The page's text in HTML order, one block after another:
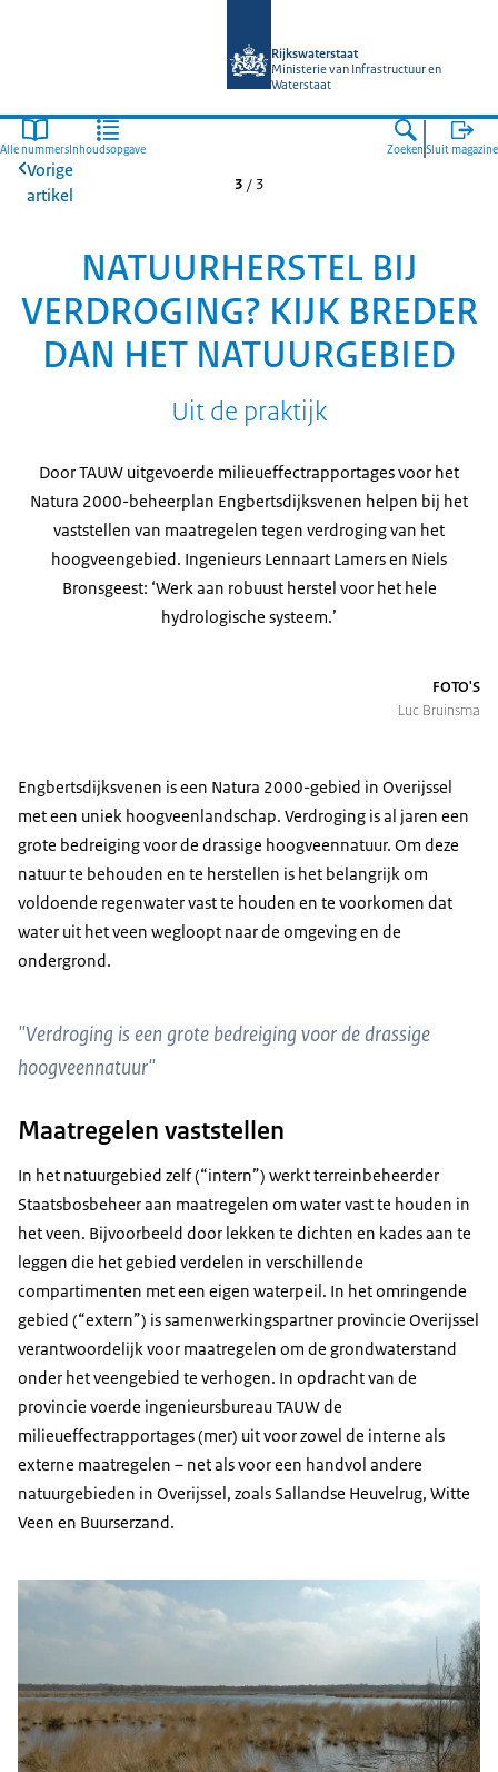
Rijkswaterstaat
Ministerie van Infrastructuur en
Waterstaat
Alle nummers Inhoudsopgave Zoeken Sluit magazine
Vorige
artikel
3 / 3
NATUURHERSTEL BIJ
VERDROGING? KIJK BREDER
DAN HET NATUURGEBIED
Uit de praktijk
Door TAUW uitgevoerde milieueffectrapportages voor het
Natura 2000-beheerplan Engbertsdijksvenen helpen bij het
vaststellen van maatregelen tegen verdroging van het
hoogveengebied. Ingenieurs Lennaart Lamers en Niels
Bronsgeest: ‘Werk aan robuust herstel voor het hele
hydrologische systeem.’
FOTO'S
Luc Bruinsma
Engbertsdijksvenen is een Natura 2000-gebied in Overijssel
met een uniek hoogveenlandschap. Verdroging is al jaren een
grote bedreiging voor de drassige hoogveennatuur. Om deze
natuur te behouden en te herstellen is het belangrijk om
voldoende regenwater vast te houden en te voorkomen dat
water uit het veen wegloopt naar de omgeving en de
ondergrond.
"Verdroging is een grote bedreiging voor de drassige
hoogveennatuur"
Maatregelen vaststellen
In het natuurgebied zelf (“intern”) werkt terreinbeheerder
Staatsbosbeheer aan maatregelen om water vast te houden in
het veen. Bijvoorbeeld door lekken te dichten en kades aan te
leggen die het gebied verdelen in verschillende
compartimenten met een eigen waterpeil. In het omringende
gebied (“extern”) is samenwerkingspartner provincie Overijssel
verantwoordelijk voor maatregelen om de grondwaterstand
onder het veengebied te verhogen. In opdracht van de
provincie voerde ingenieursbureau TAUW de
milieueffectrapportages (mer) uit voor zowel de interne als
externe maatregelen – net als voor een handvol andere
natuurgebieden in Overijssel, zoals Sallandse Heuvelrug, Witte
Veen en Buurserzand.